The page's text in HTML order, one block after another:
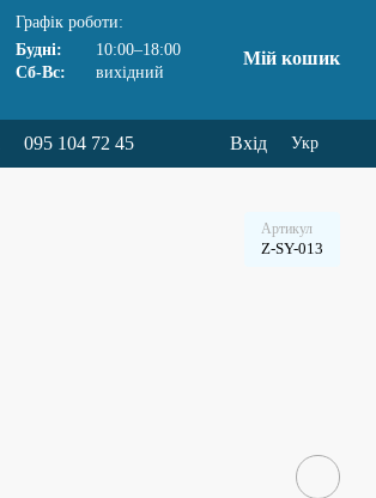
Графік роботи:
Будні:
10:00–18:00
Сб-Вс:
вихідний
Мій кошик
095 104 72 45 Вхід Укр
Артикул
Z-SY-013